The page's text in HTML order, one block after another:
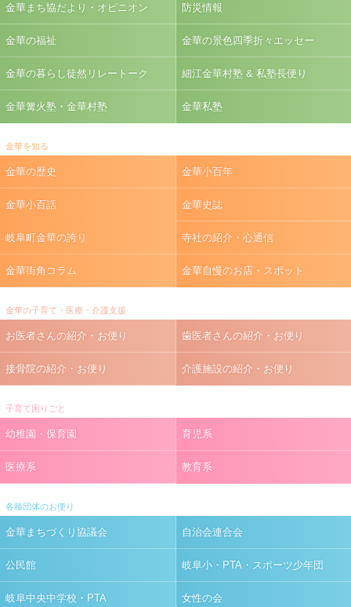
金華まち協だより・オピニオン 防災情報
金華の福祉 金華の景色四季折々エッセー
金華の暮らし徒然リレートーク 細江金華村塾 & 私塾長便り
金華篝火塾・金華村塾 金華私塾
金華を知る
金華の歴史 金華小百年
金華小百話 金華史誌
岐阜町金華の誇り 寺社の紹介・心通信
金華街角コラム 金華自慢のお店・スポット
金華の子育て・医療・介護支援
お医者さんの紹介・お便り 歯医者さんの紹介・お便り
接骨院の紹介・お便り 介護施設の紹介・お便り
子育て困りごと
幼稚園・保育園 育児系
医療系 教育系
各種団体のお便り
金華まちづくり協議会 自治会連合会
公民館 岐阜小・PTA・スポーツ少年団
岐阜中央中学校・PTA 女性の会